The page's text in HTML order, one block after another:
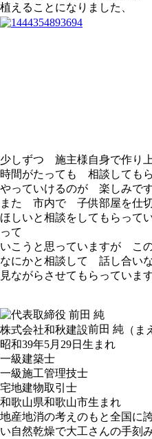
植えることになりました、
少しずつ 施主様自身で作り
時間がたっても 相談しても
やっていけるのが 楽しみです
また 市内で 子供部屋を仕切
ほしいと相談をしてもらって
って
いこうと思っていますが こ
なにかと相談して 話し合い
見ながらさせてもらっています
株式会社和秋建設前田 純 （ま
昭和39年5月29日生まれ
一級建築士
一級施工管理技士
宅地建物取引士
和歌山県和歌山市生まれ
地産地消の考えのもと全国に
い自然乾燥で大工さんの手刻